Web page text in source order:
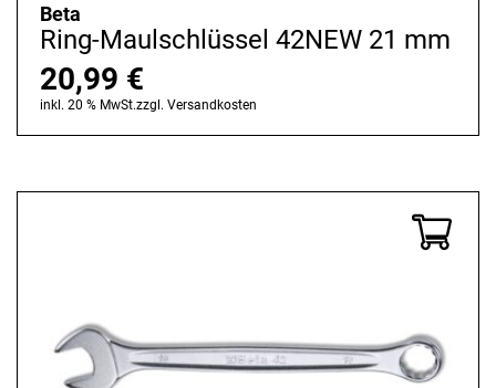
Beta
Ring-Maulschlüssel 42NEW 21 mm
20,99 €
inkl. 20 % MwSt.zzgl. Versandkosten